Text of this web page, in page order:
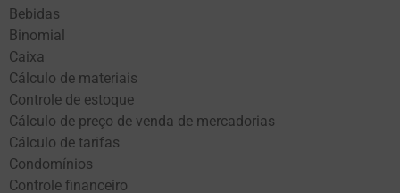
Bebidas
Binomial
Caixa
Cálculo de materiais
Controle de estoque
Cálculo de preço de venda de mercadorias
Cálculo de tarifas
Condomínios
Controle financeiro